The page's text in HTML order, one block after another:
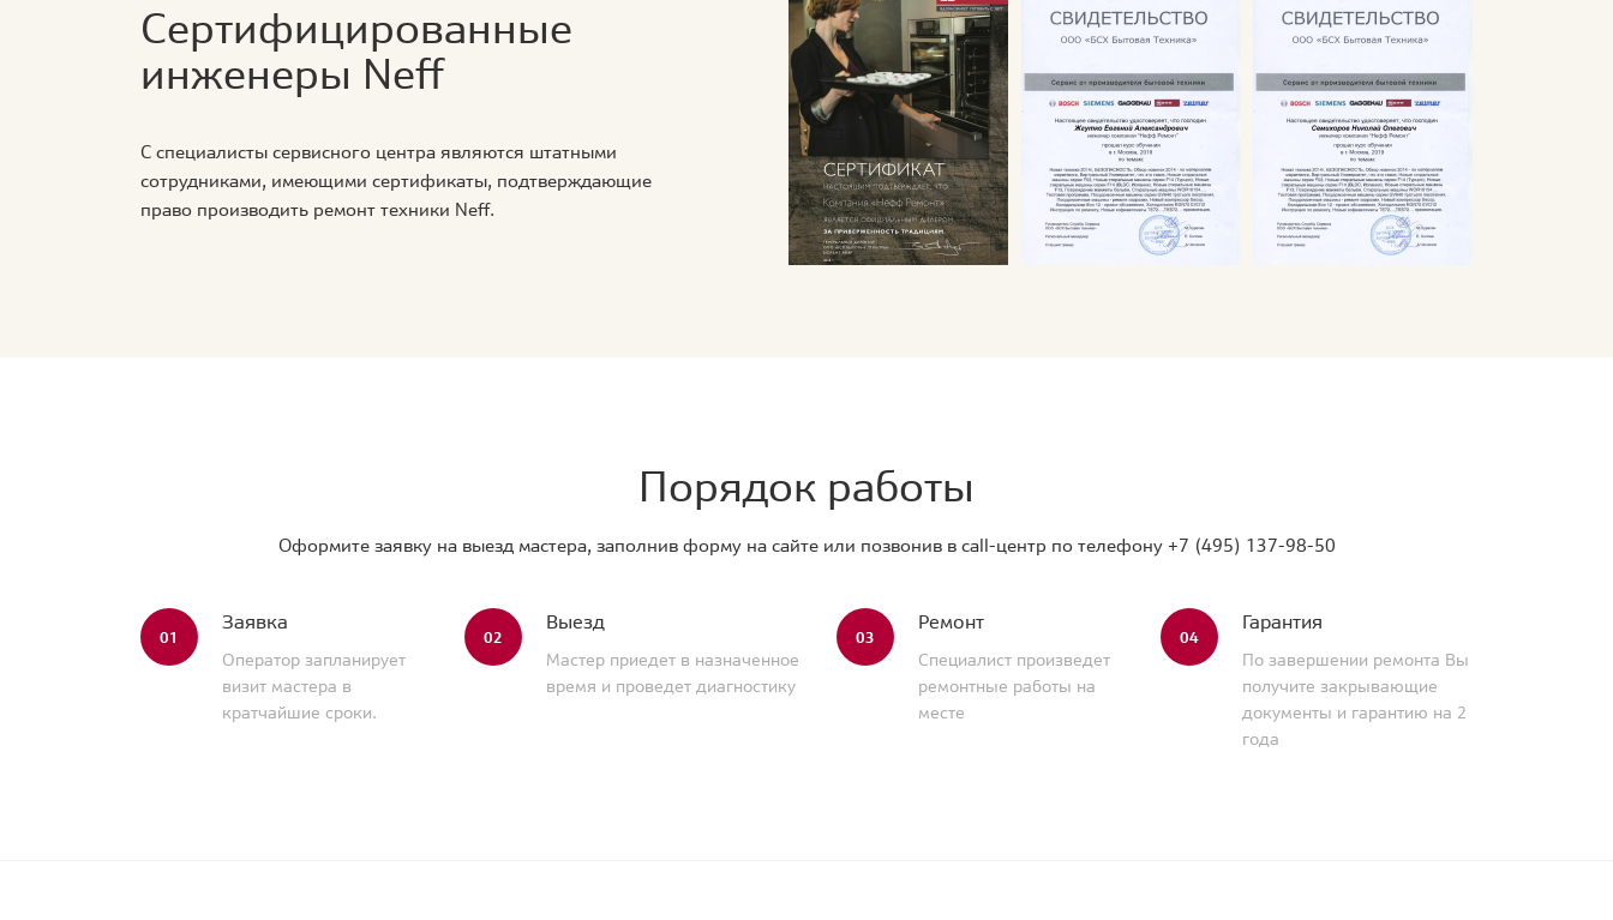
Сертифицированные
инженеры Neff
С специалисты сервисного центра являются штатными
сотрудниками, имеющими сертификаты, подтверждающие
право производить ремонт техники Neff.
Порядок работы
Оформите заявку на выезд мастера, заполнив форму на сайте или позвонив в call-центр по телефону +7 (495) 137-98-50
01
Заявка
Оператор запланирует
визит мастера в
кратчайшие сроки.
02
Выезд
Мастер приедет в назначенное
время и проведет диагностику
03
Ремонт
Специалист произведет
ремонтные работы на
месте
04
Гарантия
По завершении ремонта Вы
получите закрывающие
документы и гарантию на 2
года